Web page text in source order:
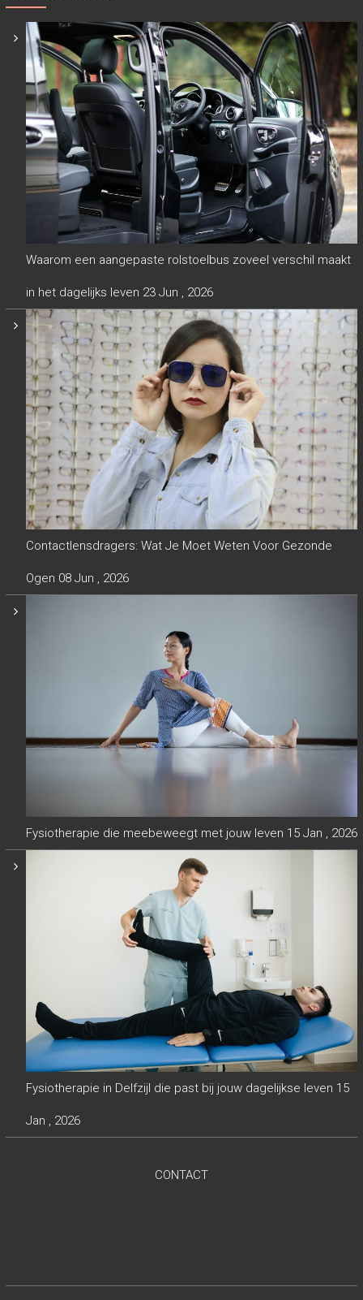
Waarom een aangepaste rolstoelbus zoveel verschil maakt
in het dagelijks leven 23 Jun , 2026
Contactlensdragers: Wat Je Moet Weten Voor Gezonde
Ogen 08 Jun , 2026
Fysiotherapie die meebeweegt met jouw leven 15 Jan , 2026
Fysiotherapie in Delfzijl die past bij jouw dagelijkse leven 15
Jan , 2026
CONTACT